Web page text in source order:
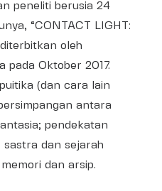
peneliti berusia 24
“CONTACT LIGHT:
oleh
pada Oktober 2017.
(dan cara lain
antara
pendekatan
sastra dan sejarah
dan arsip.